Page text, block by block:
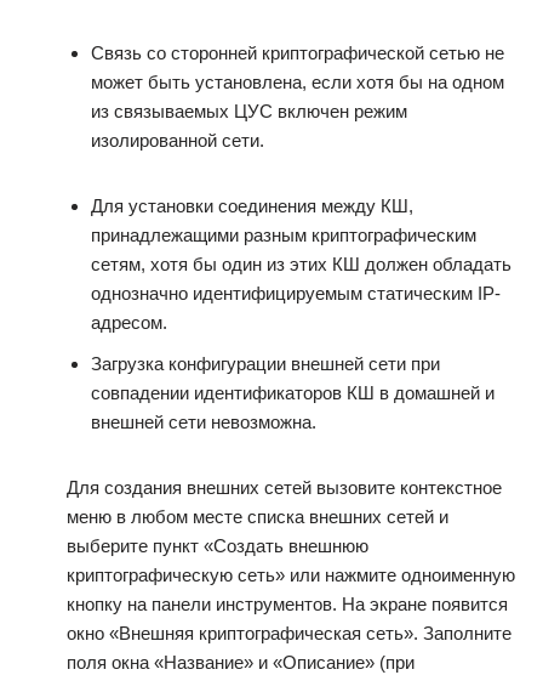
Связь со сторонней криптографической сетью не
может быть установлена, если хотя бы на одном
из связываемых ЦУС включен режим
изолированной сети.
Для установки соединения между КШ,
принадлежащими разным криптографическим
сетям, хотя бы один из этих КШ должен обладать
однозначно идентифицируемым статическим IP-
адресом.
Загрузка конфигурации внешней сети при
совпадении идентификаторов КШ в домашней и
внешней сети невозможна.
Для создания внешних сетей вызовите контекстное
меню в любом месте списка внешних сетей и
выберите пункт «Создать внешнюю
криптографическую сеть» или нажмите одноименную
кнопку на панели инструментов. На экране появится
окно «Внешняя криптографическая сеть». Заполните
поля окна «Название» и «Описание» (при